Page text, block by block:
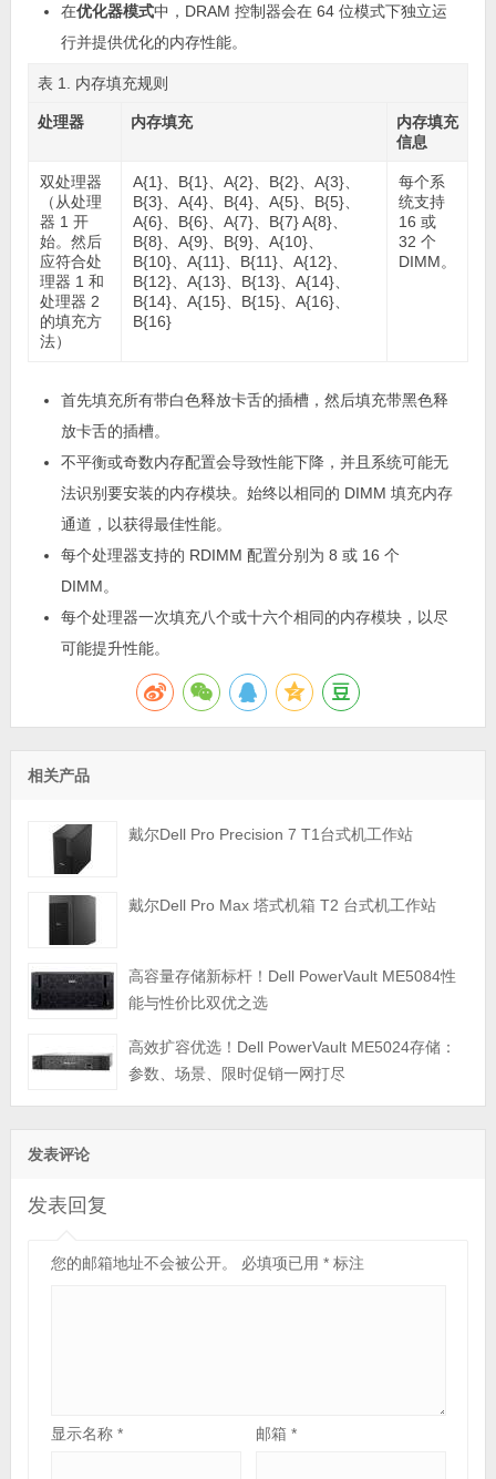
在优化器模式中，DRAM 控制器会在 64 位模式下独立运
行并提供优化的内存性能。
表 1. 内存填充规则
处理器 内存填充
内存填充
信息
双处理器
（从处理
器 1 开
始。然后
应符合处
理器 1 和
处理器 2
的填充方
法）
A{1}、B{1}、A{2}、B{2}、A{3}、
B{3}、A{4}、B{4}、A{5}、B{5}、
A{6}、B{6}、A{7}、B{7} A{8}、
B{8}、A{9}、B{9}、A{10}、
B{10}、A{11}、B{11}、A{12}、
B{12}、A{13}、B{13}、A{14}、
B{14}、A{15}、B{15}、A{16}、
B{16}
每个系
统支持
16 或
32 个
DIMM。
首先填充所有带白色释放卡舌的插槽，然后填充带黑色释
放卡舌的插槽。
不平衡或奇数内存配置会导致性能下降，并且系统可能无
法识别要安装的内存模块。始终以相同的 DIMM 填充内存
通道，以获得最佳性能。
每个处理器支持的 RDIMM 配置分别为 8 或 16 个
DIMM。
每个处理器一次填充八个或十六个相同的内存模块，以尽
可能提升性能。
相关产品
戴尔Dell Pro Precision 7 T1台式机工作站
戴尔Dell Pro Max 塔式机箱 T2 台式机工作站
高容量存储新标杆！Dell PowerVault ME5084性
能与性价比双优之选
高效扩容优选！Dell PowerVault ME5024存储：
参数、场景、限时促销一网打尽
发表评论
发表回复
您的邮箱地址不会被公开。 必填项已用 *标注
显示名称 * 邮箱*